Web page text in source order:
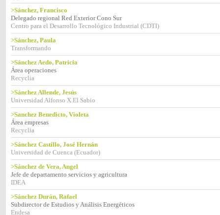
>Sánchez, Francisco
Delegado regional Red Exterior Cono Sur
Centro para el Desarrollo Tecnológico Industrial (CDTI)
>Sánchez, Paula
Transformando
>Sánchez Aedo, Patricia
Área operaciones
Recyclia
>Sánchez Allende, Jesús
Universidad Alfonso X El Sabio
>Sanchez Benedicto, Violeta
Área empresas
Recyclia
>Sánchez Castillo, José Hernán
Universidad de Cuenca (Ecuador)
>Sánchez de Vera, Angel
Jefe de departamento servicios y agricultura
IDEA
>Sánchez Durán, Rafael
Subdirector de Estudios y Análisis Energéticos
Endesa